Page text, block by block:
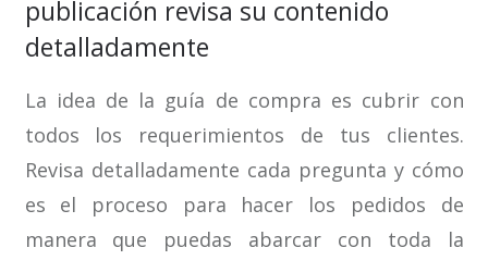
publicación revisa su contenido
detalladamente
La idea de la guía de compra es cubrir con
todos los requerimientos de tus clientes.
Revisa detalladamente cada pregunta y cómo
es el proceso para hacer los pedidos de
manera que puedas abarcar con toda la